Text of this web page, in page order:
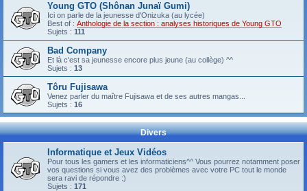
Young GTO (Shônan Junaï Gumi)
Ici on parle de la jeunesse d'Onizuka (au lycée)
Best of : Anthologie de la section : analyses historiques de Young GTO
Sujets : 111
Bad Company
Et là c'est sa jeunesse encore plus jeune (au collège) ^^
Sujets : 13
Tôru Fujisawa
Venez parler du maître Fujisawa et de ses autres mangas...
Sujets : 16
Divers
Informatique et Jeux Vidéos
Pour tous les gamers et les informaticiens^^ Vous pourrez notamment poser
vos questions si vous avez des problèmes avec votre PC tout le monde
sera ravi de répondre :)
Sujets : 171